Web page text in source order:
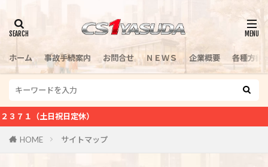
ホーム 事故手続案内 お問合せ ＮＥＷＳ 企業概要 各種方針
休）
HOME サイトマップ
検索